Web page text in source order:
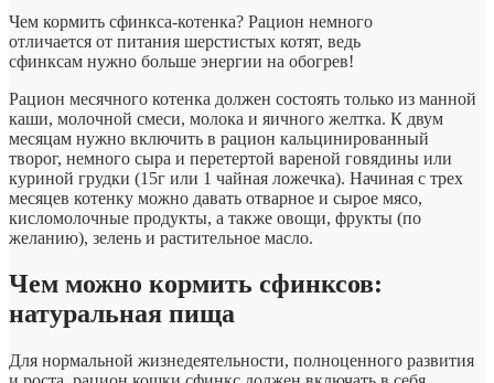
Чем кормить сфинкса-котенка? Рацион немного
отличается от питания шерстистых котят, ведь
сфинксам нужно больше энергии на обогрев!
Рацион месячного котенка должен состоять только из манной
каши, молочной смеси, молока и яичного желтка. К двум
месяцам нужно включить в рацион кальцинированный
творог, немного сыра и перетертой вареной говядины или
куриной грудки (15г или 1 чайная ложечка). Начиная с трех
месяцев котенку можно давать отварное и сырое мясо,
кисломолочные продукты, а также овощи, фрукты (по
желанию), зелень и растительное масло.
Чем можно кормить сфинксов:
натуральная пища
Для нормальной жизнедеятельности, полноценного развития